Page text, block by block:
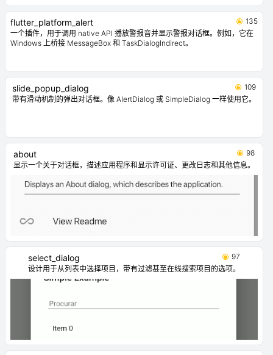
flutter_platform_alert
135
一个插件，用于调用 native API 播放警报音并显示警报对话框。例如，它在
Windows 上桥接 MessageBox 和 TaskDialogIndirect。
slide_popup_dialog
109
带有滑动机制的弹出对话框。像 AlertDialog 或 SimpleDialog 一样使用它。
about
98
显示一个关于对话框，描述应用程序和显示许可证、更改日志和其他信息。
select_dialog
97
设计用于从列表中选择项目，带有过滤甚至在线搜索项目的选项。